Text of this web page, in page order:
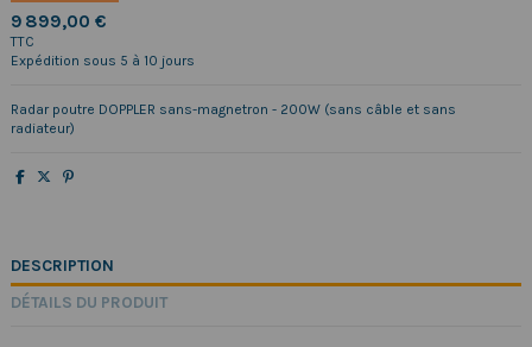
9 899,00 €
TTC
Expédition sous 5 à 10 jours
Radar poutre DOPPLER sans-magnetron - 200W (sans câble et sans
radiateur)
DESCRIPTION
DÉTAILS DU PRODUIT